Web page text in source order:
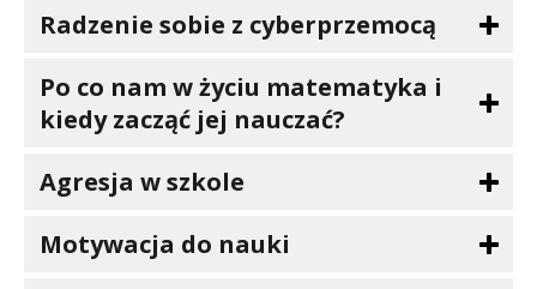
Radzenie sobie z cyberprzemocą
Po co nam w życiu matematyka i
kiedy zacząć jej nauczać?
Agresja w szkole
Motywacja do nauki